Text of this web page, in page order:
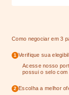
Como negociar em 3
1 Verifique sua
Acesse nosso
possui o selo
2 Escolha a melhor